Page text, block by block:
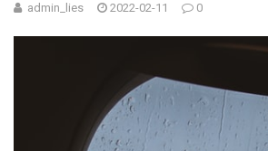
admin_lies 2022-02-11 0